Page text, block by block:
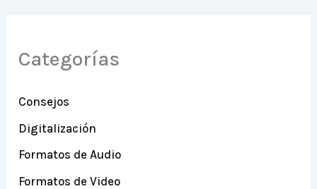
Categorías
Consejos
Digitalización
Formatos de Audio
Formatos de Video